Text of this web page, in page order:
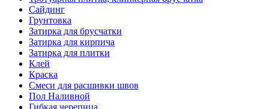
Сайдинг
Грунтовка
Затирка для брусчатки
Затирка для кирпича
Затирка для плитки
Клей
Краска
Смеси для расшивки швов
Пол Наливной
Гибкая черепица